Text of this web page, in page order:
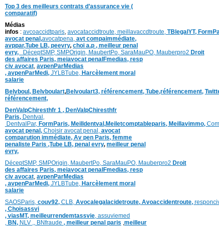
Top 3 des meilleurs contrats d’assurance vie (
comparatif)
Médias
infos : avcoaccidtparis, avocataccidtroute, meillavaccdtroute, TBlegalYT,
avocat penal,avocatpena, avt compaimmédiate,
avppar,Tube LB, peevry, choi a.p , meilleur penal
evry, DéceptSMP, SMPOrigin, MaubertPo, SaraMauPO, Mauberpro2 Droit
des affaires Paris, meiavocat penalFmedias, resp
civ avocat, avpenParMedias
, avpenParMedi, JYLBTube, Harcèlement moral
salarie
Belvboul, Belvboulart,Belvoulart3, référencement, Tube,référencement,
référencement,
DenValpChiresthfr 1 , DenValpChiresthfr
Paris, Dentval,
DentvalPar, FormParis, Meilldentval,Meiletcomptableparis, Meillavimmo,
avocat penal, Choisir avocat penal, avocat
comparution immédiate, Av pen Paris, femme
penaliste Paris ,Tube LB, penal evry, meilleur penal
evry,
DéceptSMP, SMPOrigin, MaubertPo, SaraMauPO, Mauberpro2 Droit
des affaires Paris, meiavocat penalFmedias, resp
civ avocat, avpenParMedias
, avpenParMedi, JYLBTube, Harcèlement moral
salarie
SAOSParis, couv92, CLB, Avocalegalacidetroute, Avoaccidentroute,
, Choisassvi
, viasMT, meilleurrendemtassvie, assuviemed
, BN, NLV ,, BNfraude , meilleur penal paris ,meilleur